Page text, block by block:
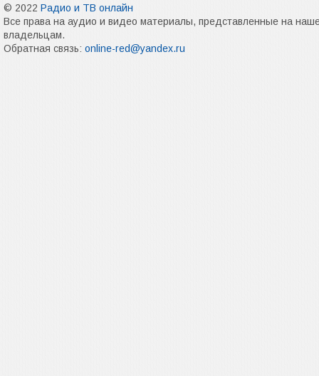
© 2022 Радио и ТВ онлайн
Все права на аудио и видео материалы, представленные на
владельцам.
Обратная связь: online-red@yandex.ru